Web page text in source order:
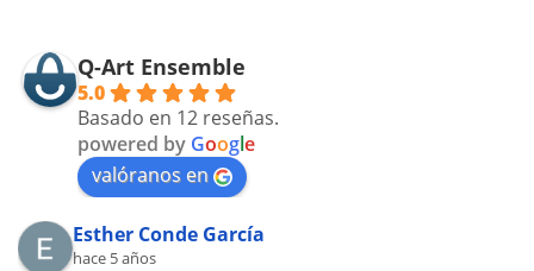
Q-Art Ensemble
5.0
Basado en 12 reseñas.
powered by Google
valóranos en
Esther Conde García
hace 5 años